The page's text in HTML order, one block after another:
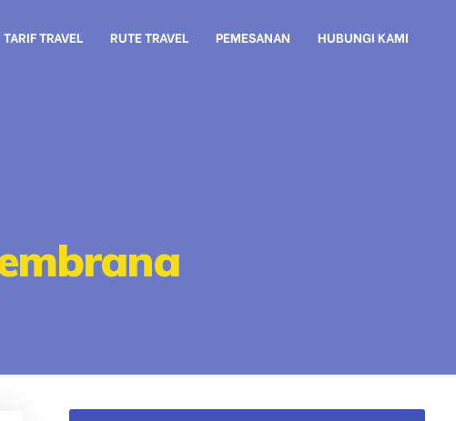
TARIF TRAVEL RUTE TRAVEL PEMESANAN HUBUNGI KAMI